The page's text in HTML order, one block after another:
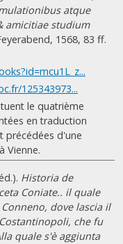
atque
amicitiae studium
1568, 83 ff.
125343973...
le quatrième
en traduction
précédées d'une
Vienne.
Historia de
Coniate.. il quale
dove lascia il
che fu
quale s'è aggiunta